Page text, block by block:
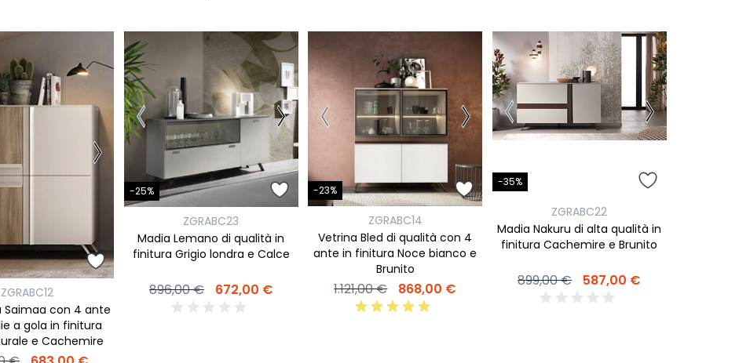
ZGRABC12
Saimaa con 4 ante
a gola in finitura
e Cachemire
-25%
ZGRABC23
Madia Lemano di qualità in
finitura Grigio londra e Calce
896,00 € 672,00 €
-23%
ZGRABC14
Vetrina Bled di qualità con 4
ante in finitura Noce bianco e
Brunito
1.121,00 € 868,00 €
-35%
ZGRABC22
Madia Nakuru di alta qualità in
finitura Cachemire e Brunito
899,00 € 587,00 €